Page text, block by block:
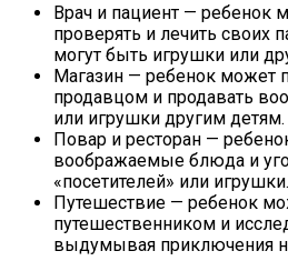
Врач и пациент — ребенок
проверять и лечить своих
могут быть игрушки или
Магазин — ребенок может
продавцом и продавать
или игрушки другим детям.
Повар и ресторан —
воображаемые блюда и
«посетителей» или игрушки.
Путешествие — ребенок
путешественником и
выдумывая приключения